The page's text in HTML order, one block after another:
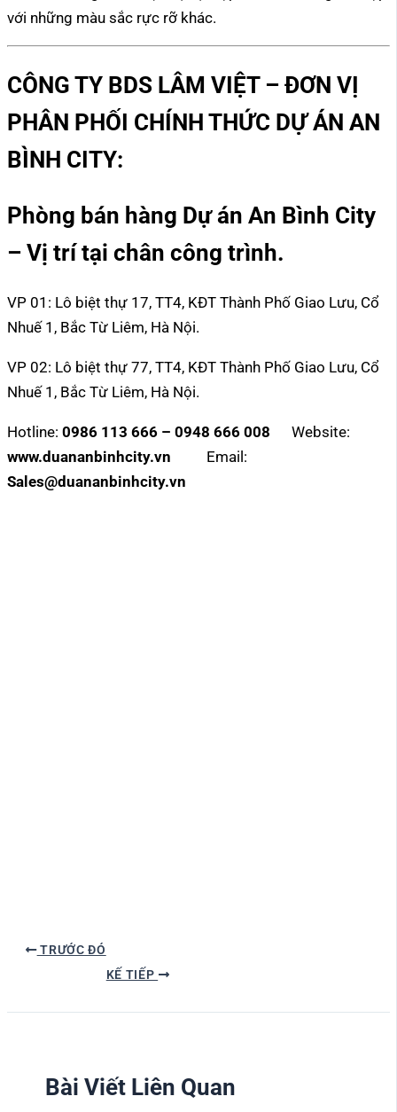
với những màu sắc rực rỡ khác.
CÔNG TY BDS LÂM VIỆT – ĐƠN VỊ
PHÂN PHỐI CHÍNH THỨC DỰ ÁN AN
BÌNH CITY:
Phòng bán hàng Dự án An Bình City
– Vị trí tại chân công trình.
VP 01: Lô biệt thự 17, TT4, KĐT Thành Phố Giao Lưu, Cổ
Nhuế 1, Bắc Từ Liêm, Hà Nội.
VP 02: Lô biệt thự 77, TT4, KĐT Thành Phố Giao Lưu, Cổ
Nhuế 1, Bắc Từ Liêm, Hà Nội.
Hotline: 0986 113 666 – 0948 666 008 Website:
www.duananbinhcity.vn Email:
Sales@duananbinhcity.vn
TRƯỚC ĐÓ
KẾ TIẾP
Bài Viết Liên Quan